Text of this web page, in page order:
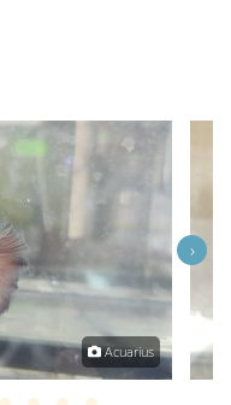
Acuarius
›